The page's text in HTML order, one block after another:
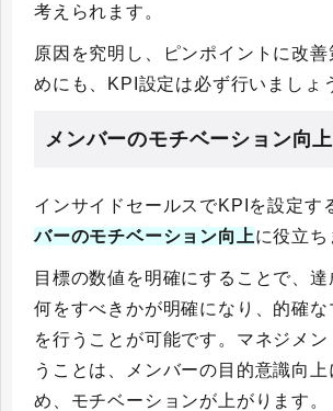
考えられます。
原因を究明し、ピンポイントに改善
めにも、KPI設定は必ず行いましょ
メンバーのモチベーション向上
インサイドセールスでKPIを設定す
バーのモチベーション向上に役立ち
目標の数値を明確にすることで、達
何をすべきかが明確になり、的確な
を行うことが可能です。マネジメ
うことは、メンバーの目的意識向上
め、モチベーションが上がります。